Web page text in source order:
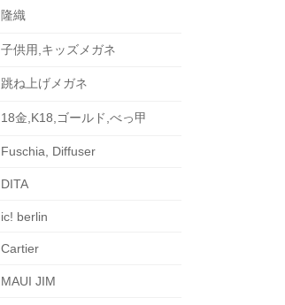
隆織
子供用,キッズメガネ
跳ね上げメガネ
18金,K18,ゴールド,べっ甲
Fuschia, Diffuser
DITA
ic! berlin
Cartier
MAUI JIM